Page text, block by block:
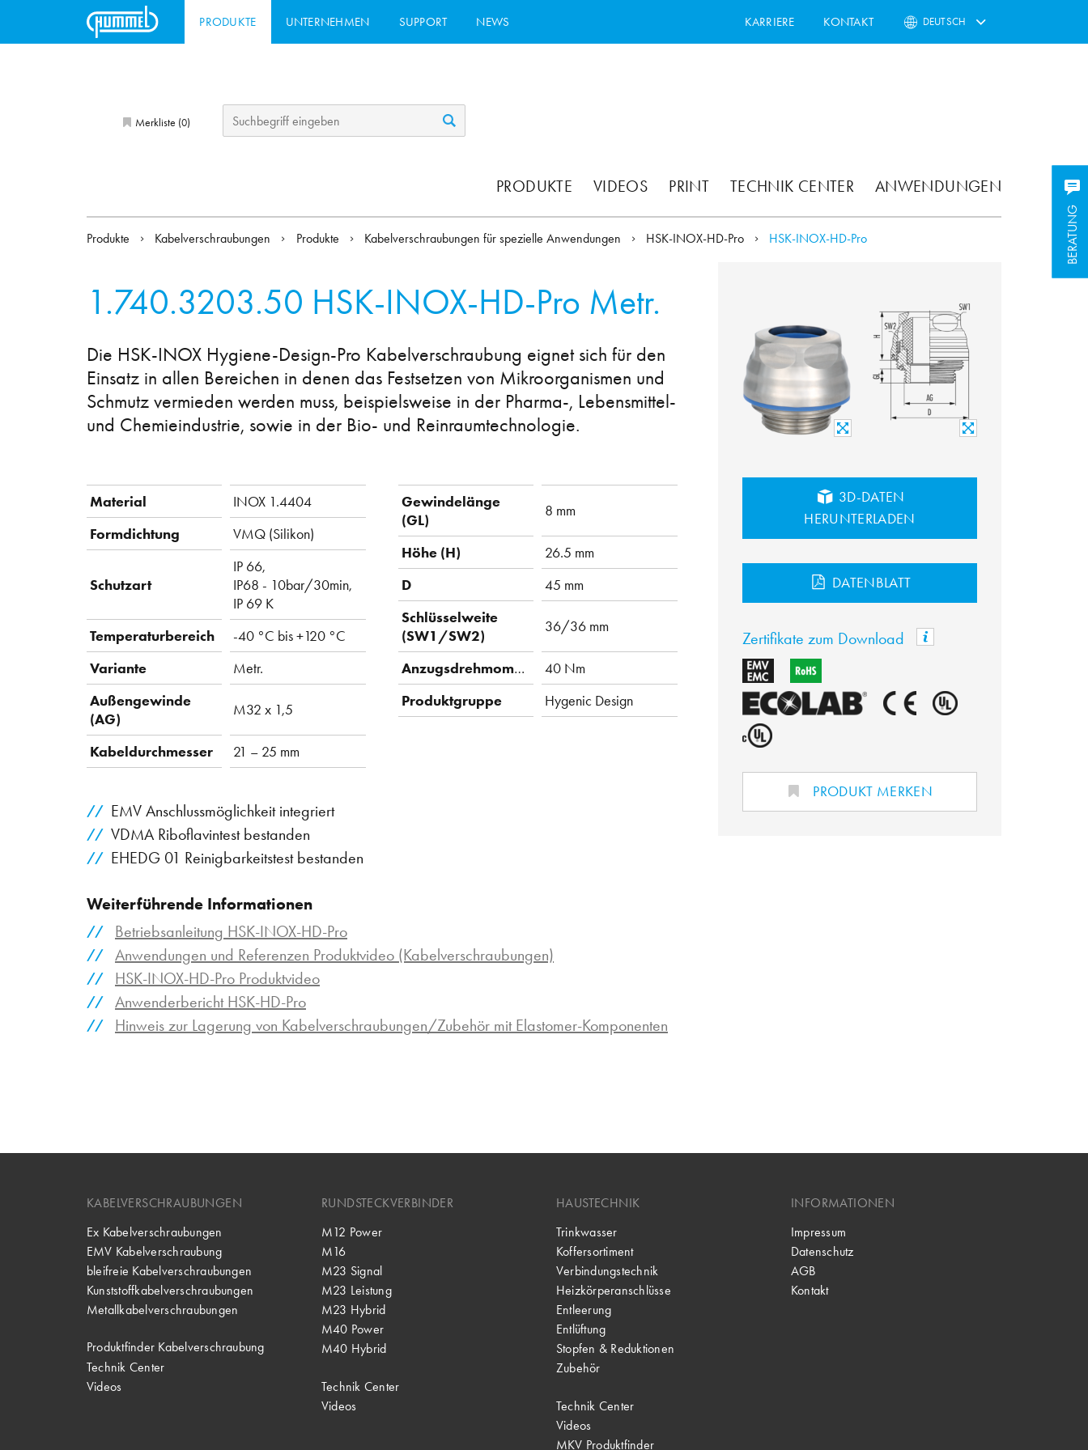
PRODUKTE UNTERNEHMEN SUPPORT NEWS KARRIERE KONTAKT DEUTSCH
Merkliste (0)
PRODUKTE VIDEOS PRINT TECHNIK CENTER ANWENDUNGEN
BERATUNG
BERATUNG
Produkte Kabelverschraubungen Produkte Kabelverschraubungen für spezielle Anwendungen HSK-INOX-HD-Pro HSK-INOX-HD-Pro
1.740.3203.50 HSK-INOX-HD-Pro Metr.
Die HSK-INOX Hygiene-Design-Pro Kabelverschraubung eignet sich für den
Einsatz in allen Bereichen in denen das Festsetzen von Mikroorganismen und
Schmutz vermieden werden muss, beispielsweise in der Pharma-, Lebensmittel-
und Chemieindustrie, sowie in der Bio- und Reinraumtechnologie.
Material
INOX 1.4404
Formdichtung
VMQ (Silikon)
Schutzart
IP 66,
IP68 - 10bar/30min,
IP 69 K
Temperaturbereich
-40 °C bis +120 °C
Variante
Metr.
Außengewinde
(AG)
M32 x 1,5
Kabeldurchmesser 21 – 25 mm
Gewindelänge
(GL)
8 mm
Höhe (H)
26.5 mm
D
45 mm
Schlüsselweite
(SW1/SW2)
36/36 mm
Anzugsdrehmoment
40 Nm
Produktgruppe
Hygenic Design
EMV Anschlussmöglichkeit integriert
VDMA Riboflavintest bestanden
EHEDG 01 Reinigbarkeitstest bestanden
Weiterführende Informationen
Betriebsanleitung HSK-INOX-HD-Pro
Anwendungen und Referenzen Produktvideo (Kabelverschraubungen)
HSK-INOX-HD-Pro Produktvideo
Anwenderbericht HSK-HD-Pro
Hinweis zur Lagerung von Kabelverschraubungen/Zubehör mit Elastomer-Komponenten
3D-DATEN
HERUNTERLADEN
DATENBLATT
Zertifikate zum Download
PRODUKT MERKEN
KABELVERSCHRAUBUNGEN
Ex Kabelverschraubungen
EMV Kabelverschraubung
bleifreie Kabelverschraubungen
Kunststoffkabelverschraubungen
Metallkabelverschraubungen
Produktfinder Kabelverschraubung
Technik Center
Videos
RUNDSTECKVERBINDER
M12 Power
M16
M23 Signal
M23 Leistung
M23 Hybrid
M40 Power
M40 Hybrid
Technik Center
Videos
HAUSTECHNIK
Trinkwasser
Koffersortiment
Verbindungstechnik
Heizkörperanschlüsse
Entleerung
Entlüftung
Stopfen & Reduktionen
Zubehör
Technik Center
Videos
MKV Produktfinder
INFORMATIONEN
Impressum
Datenschutz
AGB
Kontakt